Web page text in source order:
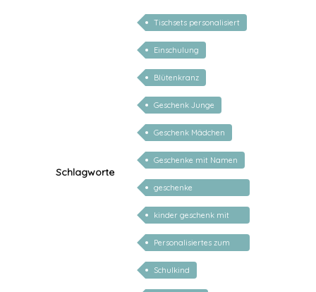
Schlagworte
Tischsets personalisiert
Einschulung
Blütenkranz
Geschenk Junge
Geschenk Mädchen
Geschenke mit Namen
geschenke
personalisiert kinder
kinder geschenk mit
namen
Personalisiertes zum
Schulanfang
Schulkind